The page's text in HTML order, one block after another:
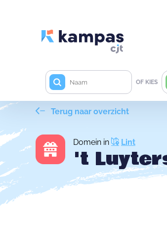
OF KIES
Terug naar overzicht
Domein in Lint
't